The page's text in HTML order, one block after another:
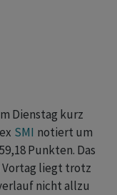
Dienstag kurz
SMI notiert um
Punkten. Das
Vortag liegt trotz
nicht allzu